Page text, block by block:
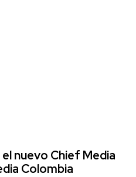
nuevo Chief Media
Colombia